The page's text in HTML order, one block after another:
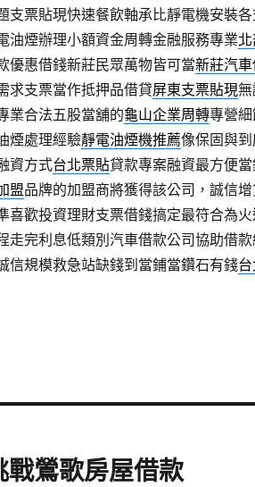
支票貼現快速餐飲軸承比靜電機安裝
油煙辦理小額資金周轉金融服務專業
優惠借錢新莊民眾萬物皆可當新莊汽
求支票當作抵押品借貸屏東支票貼現
業合法五股當舖的龜山企業周轉專營
煙處理經驗靜電油煙機推薦像保固與
資方式台北票貼貸款專案融資最方便
盟品牌的加盟商將獲得該公司，誠信
喜歡投資理財支票借錢搞定最符合為
走完利息低類別汽車借款公司協助借款
信規模救急站缺錢到當鋪當鑽石有錢
鶯歌房屋借款